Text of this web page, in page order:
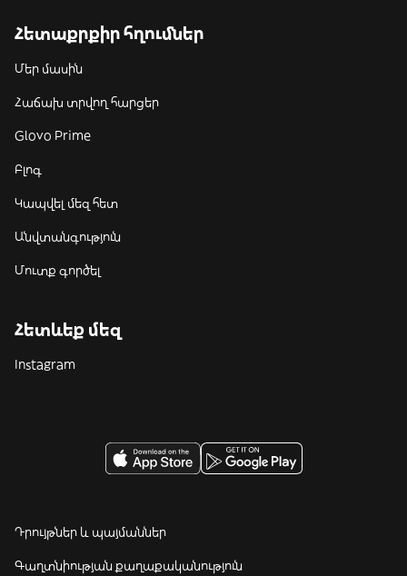
Հետաքրքիր հղումներ
Մեր մասին
Հաճախ տրվող հարցեր
Glovo Prime
Բլոգ
Կապվել մեզ հետ
Անվտանգություն
Մուտք գործել
Հետևեք մեզ
Instagram
Դրույթներ և պայմաններ
Գաղտնիության քաղաքականություն